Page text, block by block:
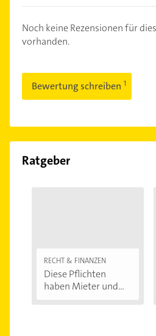
Noch keine Rezensionen für
vorhanden.
Bewertung schreiben
Ratgeber
RECHT & FINANZEN
Diese Pflichten
haben Mieter und...